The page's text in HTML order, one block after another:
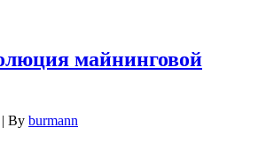
майнинговой
| By burmann